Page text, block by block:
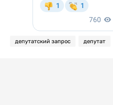
депутатский запрос депутат